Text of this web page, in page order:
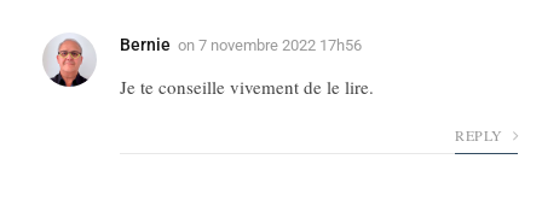
Bernie on 7 novembre 2022 17h56
Je te conseille vivement de le lire.
REPLY